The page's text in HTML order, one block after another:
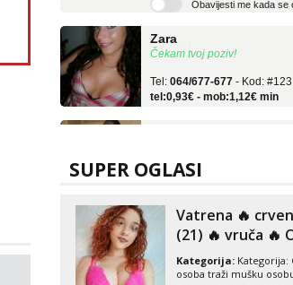
Čekam tvoj poziv!
064/677-677
tel:0,93€ - mob:1,12€ min
tel:0,93€ - mob:1,12€ min
Liliana
Razgovaram :)
tel:0,93€ - mob:1,12€ min
SUPER OGLASI
Vatrena ‎️‍🔥
(21) ‎️‍🔥 vruča‎ ️‍🔥
ZABAVA
Kategorija: Kategorija:
osoba traži mušku